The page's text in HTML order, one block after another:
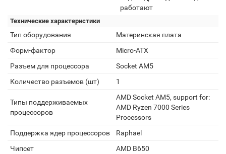
работают
Технические характеристики
Тип оборудования
Материнская плата
Форм-фактор
Micro-ATX
Разъем для процессора
Socket AM5
Количество разъемов (шт)
1
Типы поддерживаемых
процессоров
AMD Socket AM5, support for:
AMD Ryzen 7000 Series
Processors
Поддержка ядер процессоров
Raphael
Чипсет
AMD B650